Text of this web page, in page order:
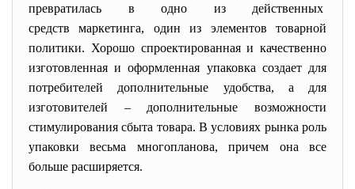
превратилась в одно из действенных
средств маркетинга, один из элементов товарной
политики. Хорошо спроектированная и качественно
изготовленная и оформленная упаковка создает для
потребителей дополнительные удобства, а для
изготовителей – дополнительные возможности
стимулирования сбыта товара. В условиях рынка роль
упаковки весьма многопланова, причем она все
больше расширяется.